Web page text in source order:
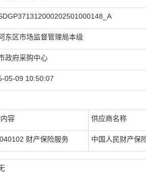
东区市场监督管理局本级
政府采购中心
05-09 10:50:07
容 供应商名称
财产保险服务 中国人民财产保